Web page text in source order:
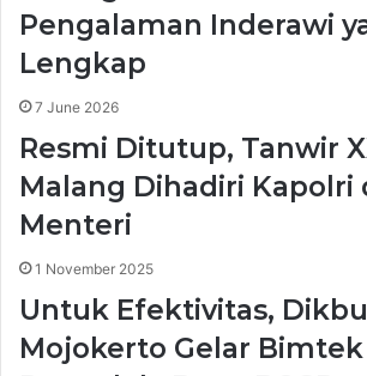
Pengalaman Inderawi
Lengkap
7 June 2026
Resmi Ditutup, Tanwir
Malang Dihadiri Kapolri
Menteri
1 November 2025
Untuk Efektivitas,
Mojokerto Gelar Bimtek